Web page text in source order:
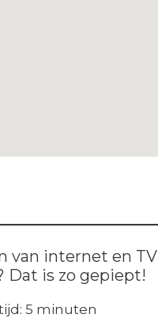
van internet en TV
Dat is zo gepiept!
5 minuten